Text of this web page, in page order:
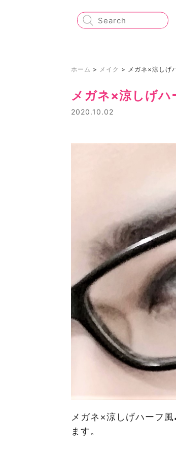
ホーム > メイク > メガネ×涼しげ
メガネ×涼しげハ
2020.10.02
メガネ×涼しげハーフ
ます。